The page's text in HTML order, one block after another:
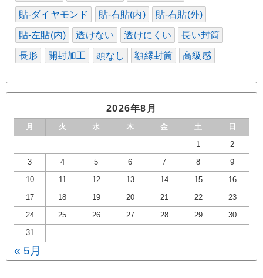
貼-ダイヤモンド 貼-右貼(内) 貼-右貼(外)
貼-左貼(内) 透けない 透けにくい 長い封筒
長形 開封加工 頭なし 額縁封筒 高級感
2026年8月
月 火 水 木 金 土 日
1 2
3 4 5 6 7 8 9
10 11 12 13 14 15 16
17 18 19 20 21 22 23
24 25 26 27 28 29 30
31
« 5月